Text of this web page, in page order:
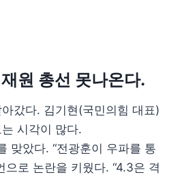
원 총선 못나온다.
갔다. 김기현(국민의힘 대표)
시각이 많다.
맞았다. “전광훈이 우파를 통
으로 논란을 키웠다. “4.3은 격